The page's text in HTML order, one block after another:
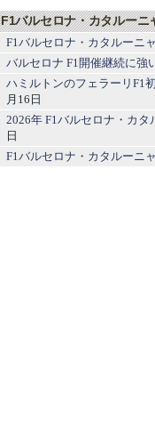
F1バルセロナ・カタルーニ
F1バルセロナ・カタルーニ
バルセロナ F1開催継続に強
ハミルトンのフェラーリF1
月16日
2026年 F1バルセロナ・カタ
日
F1バルセロナ・カタルーニ